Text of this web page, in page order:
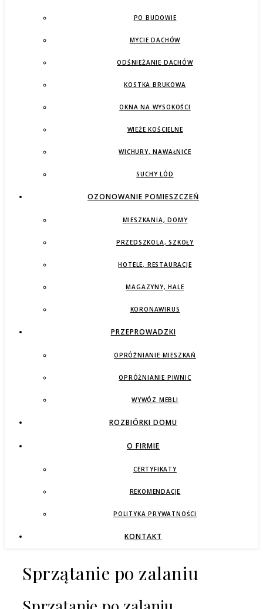
PO BUDOWIE
MYCIE DACHÓW
ODŚNIEŻANIE DACHÓW
KOSTKA BRUKOWA
OKNA NA WYSOKOŚCI
WIEŻE KOŚCIELNE
WICHURY, NAWAŁNICE
SUCHY LÓD
OZONOWANIE POMIESZCZEŃ
MIESZKANIA, DOMY
PRZEDSZKOLA, SZKOŁY
HOTELE, RESTAURACJE
MAGAZYNY, HALE
KORONAWIRUS
PRZEPROWADZKI
OPRÓŻNIANIE MIESZKAŃ
OPRÓŻNIANIE PIWNIC
WYWÓZ MEBLI
ROZBIÓRKI DOMU
O FIRMIE
CERTYFIKATY
REKOMENDACJE
POLITYKA PRYWATNOŚCI
KONTAKT
Sprzątanie po zalaniu